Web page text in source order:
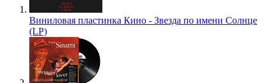
Виниловая пластинка Кино - Звезда по имени Солнце
(LP)